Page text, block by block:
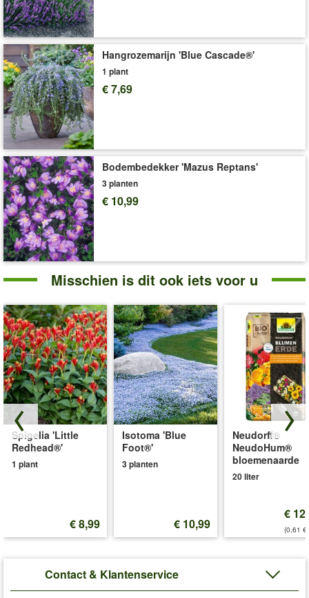
terras en balkon. Een betrouwbare doorbloeier die jaar na jaar
zorgt voor een zomers spektakel! (Kniphofia uvaria)
Art.nr.:9509
Levering omvat:9x9 cm-pot
'Kniphofia 'Alcazar''
Plant- en Verzorgingstips
Hangrozemarijn 'Blue Cascade®'
1 plant
€ 7,69
Bodembedekker 'Mazus Reptans'
3 planten
€ 10,99
Misschien is dit ook iets voor u
Spigelia 'Little
Redhead®'
1 plant
€ 8,99
Isotoma 'Blue
Foot®'
3 planten
€ 10,99
Neudorff®
NeudoHum®
bloemenaarde
20 liter
€
(0,61
Contact & Klantenservice